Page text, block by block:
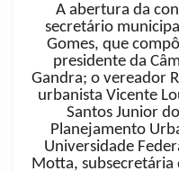
A abertura da
secretário
Gomes, que
presidente da
Gandra; o vereador
urbanista Vicente
Santos Junior
Planejamento
Universidade
Motta, subsecretária